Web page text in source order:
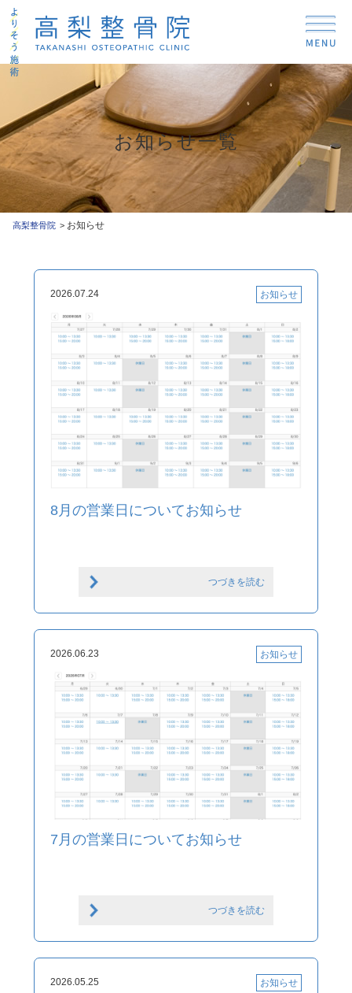
お知らせ一覧
高梨整骨院 お知らせ
2026.07.24 お知らせ
8月の営業日についてお知らせ
つづきを読む
2026.06.23 お知らせ
7月の営業日についてお知らせ
つづきを読む
2026.05.25 お知らせ